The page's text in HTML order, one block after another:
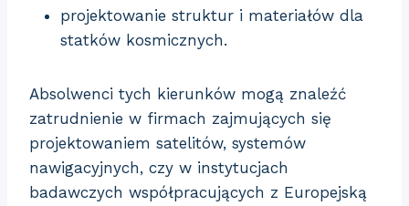
projektowanie struktur i materiałów dla
statków kosmicznych.
Absolwenci tych kierunków mogą znaleźć
zatrudnienie w firmach zajmujących się
projektowaniem satelitów, systemów
nawigacyjnych, czy w instytucjach
badawczych współpracujących z Europejską